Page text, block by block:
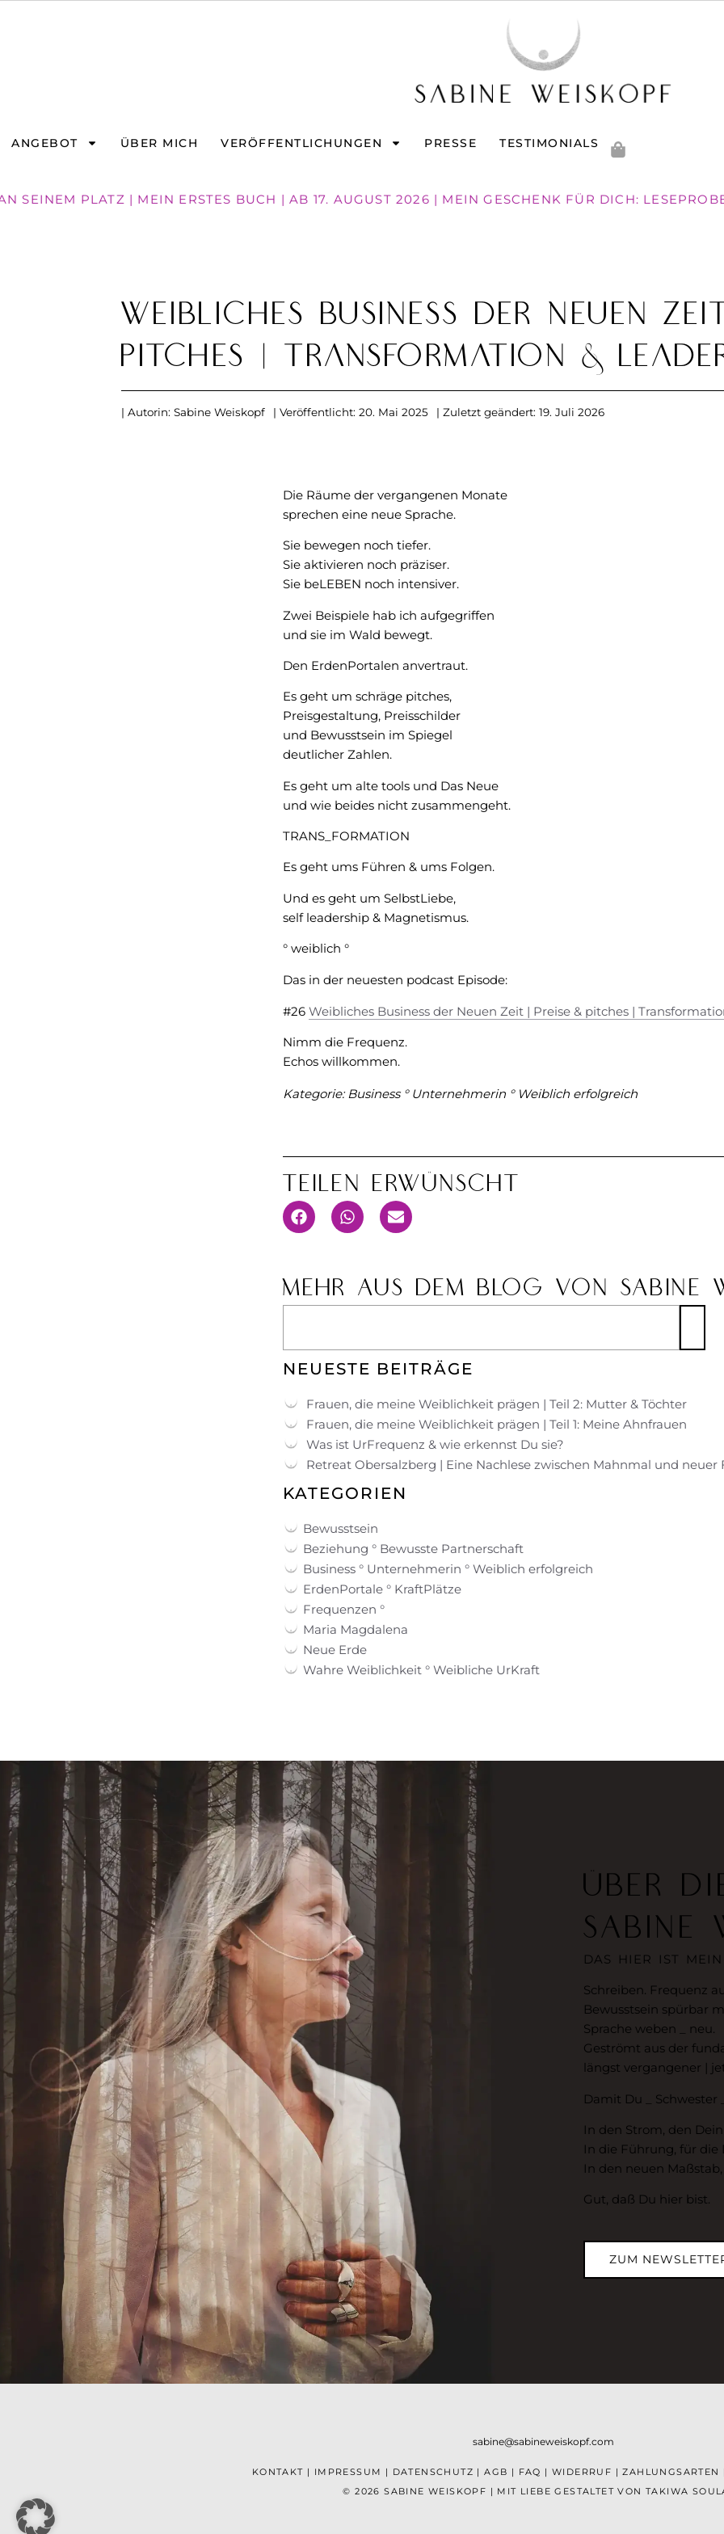
ANGEBOT ÜBER MICH VERÖFFENTLICHUNGEN PRESSE TESTIMONIALS
SEINEM PLATZ | MEIN ERSTES BUCH | AB 17. AUGUST 2026 | MEIN GESCHENK FÜR DICH:
Weibliches Business der Neuen
pitches | Transformation &
| Autorin: Sabine Weiskopf | Veröffentlicht: 20. Mai 2025 | Zuletzt geändert: 19. Juli 2026
Die Räume der vergangenen Monate
sprechen eine neue Sprache.
Sie bewegen noch tiefer.
Sie aktivieren noch präziser.
Sie beLEBEN noch intensiver.
Zwei Beispiele hab ich aufgegriffen
und sie im Wald bewegt.
Den ErdenPortalen anvertraut.
Es geht um schräge pitches,
Preisgestaltung, Preisschilder
und Bewusstsein im Spiegel
deutlicher Zahlen.
Es geht um alte tools und Das Neue
und wie beides nicht zusammengeht.
TRANS_FORMATION
Es geht ums Führen & ums Folgen.
Und es geht um SelbstLiebe,
self leadership & Magnetismus.
° weiblich °
Das in der neuesten podcast Episode:
#26 Weibliches Business der Neuen Zeit | Preise & pitches |
Nimm die Frequenz.
Echos willkommen.
Kategorie: Business ° Unternehmerin ° Weiblich erfolgreich
Teilen Erwünscht
MEHR AUS DEM BLOG VON SABINE
NEUESTE BEITRÄGE
Frauen, die meine Weiblichkeit prägen | Teil 2: Mutter & Töchter
Frauen, die meine Weiblichkeit prägen | Teil 1: Meine Ahnfrauen
Was ist UrFrequenz & wie erkennst Du sie?
Retreat Obersalzberg | Eine Nachlese zwischen Mahnmal und neuer
KATEGORIEN
Bewusstsein
Beziehung ° Bewusste Partnerschaft
Business ° Unternehmerin ° Weiblich erfolgreich
ErdenPortale ° KraftPlätze
Frequenzen °
Maria Magdalena
Neue Erde
Wahre Weiblichkeit ° Weibliche UrKraft
ÜBER
SABINE
DAS HIER IST
Schreiben. Frequenz
Bewusstsein spürbar
Sprache weben _ neu.
Geströmt aus der
längst vergangener |
Damit Du _ Schwester
In den Strom, den
In die Führung, für die
In den neuen
Gut, daß Du hier bist.
ZUM
sabine@sabineweiskopf.com
KONTAKT | IMPRESSUM | DATENSCHUTZ |AGB | FAQ |WIDERRUF |ZAHLUNGSARTEN
© 2026 SABINE WEISKOPF | MIT LIEBE GESTALTET VON TAKIWA